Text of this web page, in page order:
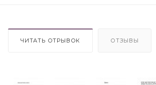
ЧИТАТЬ ОТРЫВОК ОТЗЫВЫ